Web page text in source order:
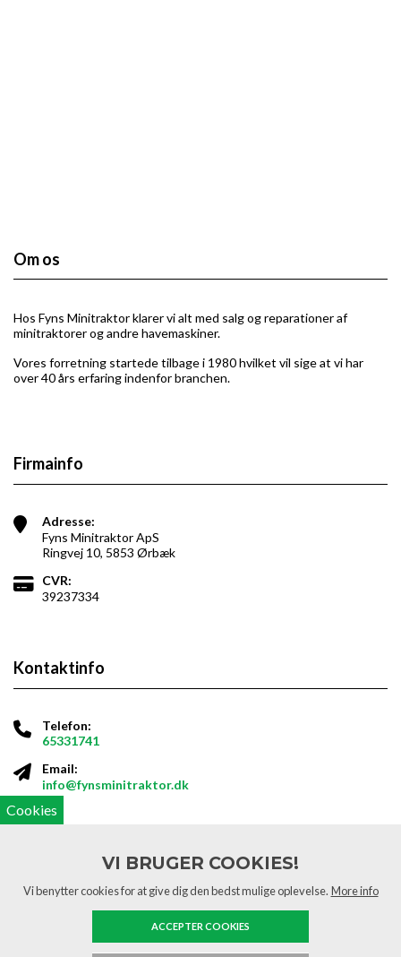
Om os
Hos Fyns Minitraktor klarer vi alt med salg og reparationer af
minitraktorer og andre havemaskiner​.
Vores forretning startede tilbage i 1980 hvilket vil sige at vi har
over 40 års erfaring indenfor branchen.
Firmainfo
Adresse:
Fyns Minitraktor ApS
Ringvej 10, 5853 Ørbæk
CVR:
39237334
Kontaktinfo
Telefon:
65331741
Email:
info@fynsminitraktor.dk
Åbningstider
Mandag - torsdag
Cookies
VI BRUGER COOKIES!
Vi benytter cookies for at give dig den bedst mulige oplevelse. More info
ACCEPTER COOKIES